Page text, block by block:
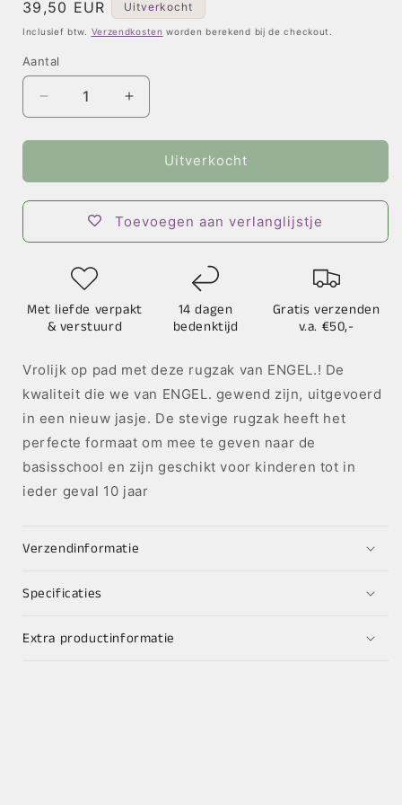
Normale
prijs
39,50 EUR Uitverkocht
Inclusief btw. Verzendkosten worden berekend bij de checkout.
Aantal
Aantal
verlagen
voor
Swan
–
Medium
Aantal
verhogen
voor
Rugzak
Swan
–
Medium
Uitverkocht
Toevoegen aan verlanglijstje
Met liefde verpakt
& verstuurd
14 dagen
bedenktijd
Gratis verzenden
v.a. €50,-
Vrolijk op pad met deze rugzak van ENGEL.! De
kwaliteit die we van ENGEL. gewend zijn, uitgevoerd
in een nieuw jasje. De stevige rugzak heeft het
perfecte formaat om mee te geven naar de
basisschool en zijn geschikt voor kinderen tot in
ieder geval 10 jaar
Verzendinformatie
Specificaties
Extra productinformatie